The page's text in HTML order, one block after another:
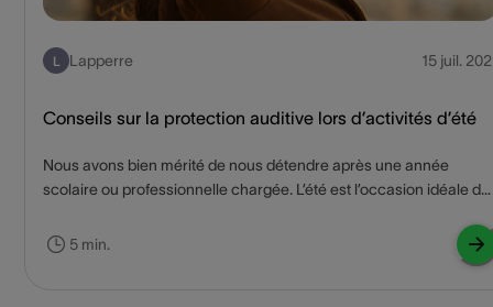
L Lapperre 15 juil.
Conseils sur la protection auditive lors d’activités d’été
Nous avons bien mérité de nous détendre après une année
scolaire ou professionnelle chargée. L’été est l’occasion idéale de
Votre agenda est probablement déjà bien rempli. Les voyages
5 min.